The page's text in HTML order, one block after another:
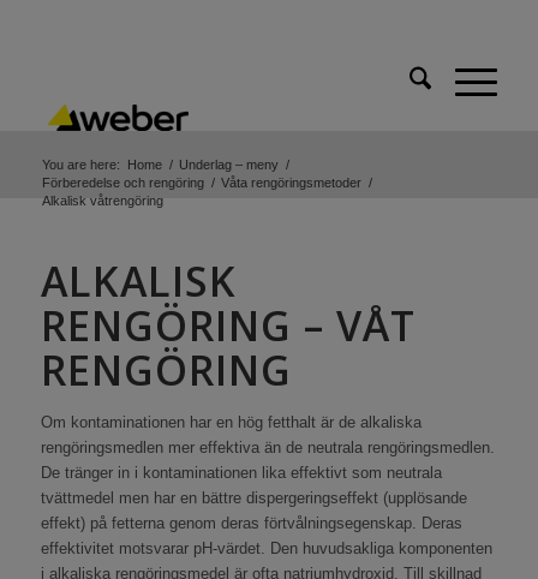
You are here: Home / Underlag – meny /
Förberedelse och rengöring / Våta rengöringsmetoder /
Alkalisk våtrengöring
ALKALISK
RENGÖRING – VÅT
RENGÖRING
Om kontaminationen har en hög fetthalt är de alkaliska
rengöringsmedlen mer effektiva än de neutrala rengöringsmedlen.
De tränger in i kontaminationen lika effektivt som neutrala
tvättmedel men har en bättre dispergeringseffekt (upplösande
effekt) på fetterna genom deras förtvålningsegenskap. Deras
effektivitet motsvarar pH-värdet. Den huvudsakliga komponenten
i alkaliska rengöringsmedel är ofta natriumhydroxid. Till skillnad